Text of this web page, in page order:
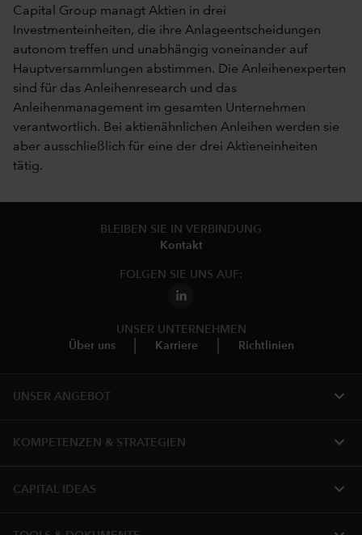
Capital Group managt Aktien in drei
Investmenteinheiten, die ihre Anlageentscheidungen
autonom treffen und unabhängig voneinander auf
Hauptversammlungen abstimmen. Die Anleihenexperten
sind für das Anleihenresearch und das
Anleihenmanagement im gesamten Unternehmen
verantwortlich. Bei aktienähnlichen Anleihen werden sie
aber ausschließlich für eine der drei Aktieneinheiten
tätig.
BLEIBEN SIE IN VERBINDUNG
Kontakt
FOLGEN SIE UNS AUF:
UNSER UNTERNEHMEN
Über uns
Karriere Richtlinien
UNSER ANGEBOT expand_more
KOMPETENZEN & STRATEGIEN expand_more
CAPITAL IDEAS expand_more